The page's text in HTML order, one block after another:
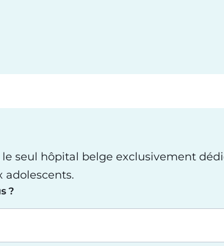
le seul hôpital belge exclusivement
adolescents.
?